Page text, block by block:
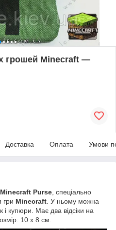
грошей Minecraft —
Доставка Оплата Умови
Minecraft Purse , спеціально
гри Minecraft. У ньому можна
і купюри. Має два відсіки на
10 х 8 см.